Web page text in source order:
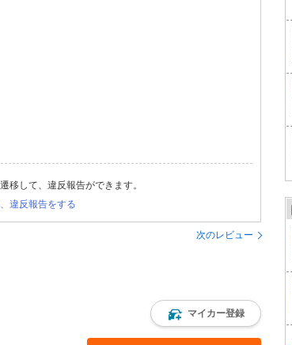
移して、違反報告ができます。
違反報告をする
次のレビュー
マイカー登録